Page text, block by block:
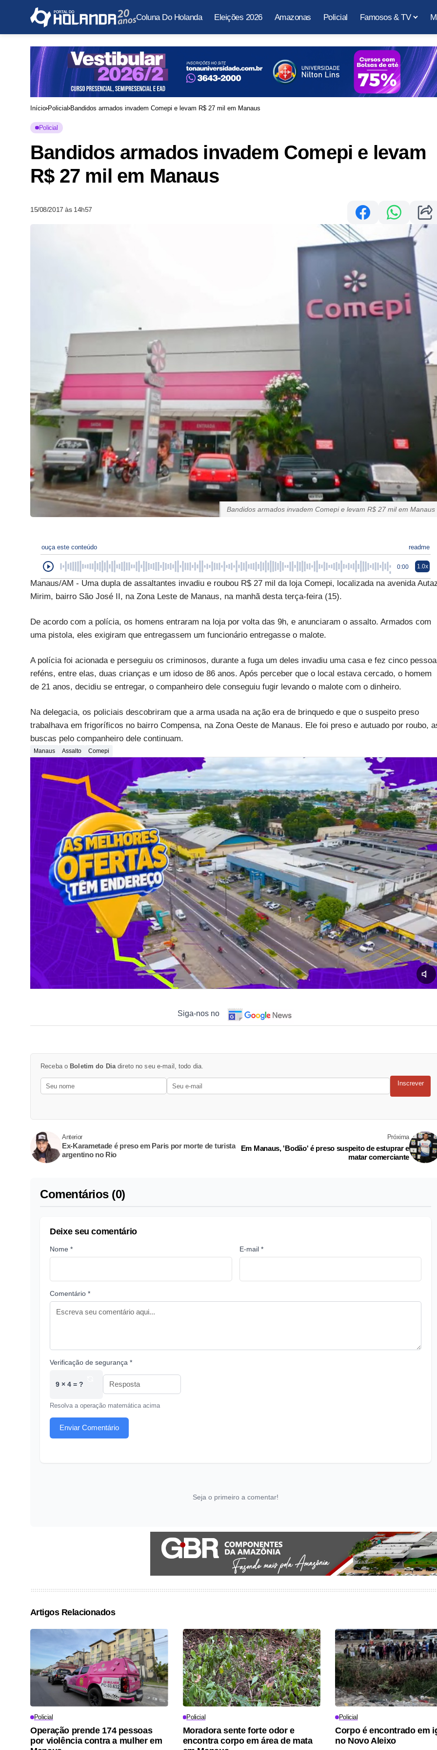
Coluna Do Holanda Eleições 2026 Amazonas Policial Famosos & TV
Início Policial Bandidos armados invadem Comepi e levam R$ 27 mil em Manaus
Policial
Bandidos armados invadem Comepi e levam
R$ 27 mil em Manaus
15/08/2017 às 14h57
Bandidos armados invadem Comepi e levam R$ 27 mil em Manaus
ouça este conteúdo readme
0:00 1.0x
Manaus/AM - Uma dupla de assaltantes invadiu e roubou R$ 27 mil da loja Comepi, localizada na avenida
Mirim, bairro São José II, na Zona Leste de Manaus, na manhã desta terça-feira (15).
De acordo com a polícia, os homens entraram na loja por volta das 9h, e anunciaram o assalto. Armados com
uma pistola, eles exigiram que entregassem um funcionário entregasse o malote.
A polícia foi acionada e perseguiu os criminosos, durante a fuga um deles invadiu uma casa e fez cinco
reféns, entre elas, duas crianças e um idoso de 86 anos. Após perceber que o local estava cercado, o homem
de 21 anos, decidiu se entregar, o companheiro dele conseguiu fugir levando o malote com o dinheiro.
Na delegacia, os policiais descobriram que a arma usada na ação era de brinquedo e que o suspeito preso
trabalhava em frigoríficos no bairro Compensa, na Zona Oeste de Manaus. Ele foi preso e autuado por roubo,
buscas pelo companheiro dele continuam.
Manaus Assalto Comepi
Siga-nos no
Receba o Boletim do Diadireto no seu e-mail, todo dia.
Inscrever
Anterior
Ex-Karametade é preso em Paris por morte de turista
argentino no Rio
Próxima
Em Manaus, 'Bodão' é preso suspeito de estuprar e
matar comerciante
Comentários (0)
Deixe seu comentário
Nome * E-mail *
Comentário *
Verificação de segurança *
9 × 4 = ?
Resolva a operação matemática acima
Enviar Comentário
Seja o primeiro a comentar!
Artigos Relacionados
Policial
Operação prende 174 pessoas
por violência contra a mulher em
Policial
Moradora sente forte odor e
encontra corpo em área de mata
Policial
Corpo é encontrado em
no Novo Aleixo